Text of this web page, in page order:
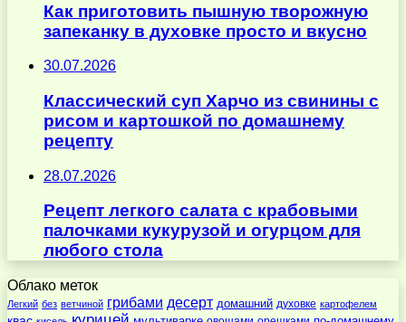
Как приготовить пышную творожную
запеканку в духовке просто и вкусно
30.07.2026
Классический суп Харчо из свинины с
рисом и картошкой по домашнему
рецепту
28.07.2026
Рецепт легкого салата с крабовыми
палочками кукурузой и огурцом для
любого стола
Облако меток
Легкий без ветчиной грибами десерт домашний духовке картофелем